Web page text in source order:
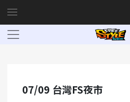
07/09 台灣FS夜市